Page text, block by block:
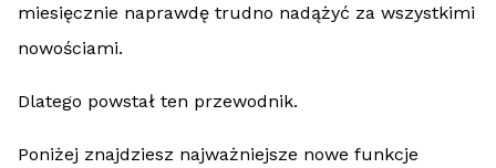
miesięcznie naprawdę trudno nadążyć za wszystkimi
nowościami.
Dlatego powstał ten przewodnik.
Poniżej znajdziesz najważniejsze nowe funkcje